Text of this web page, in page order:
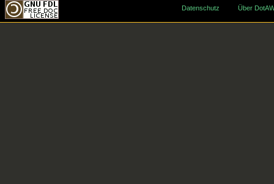
Datenschutz Über